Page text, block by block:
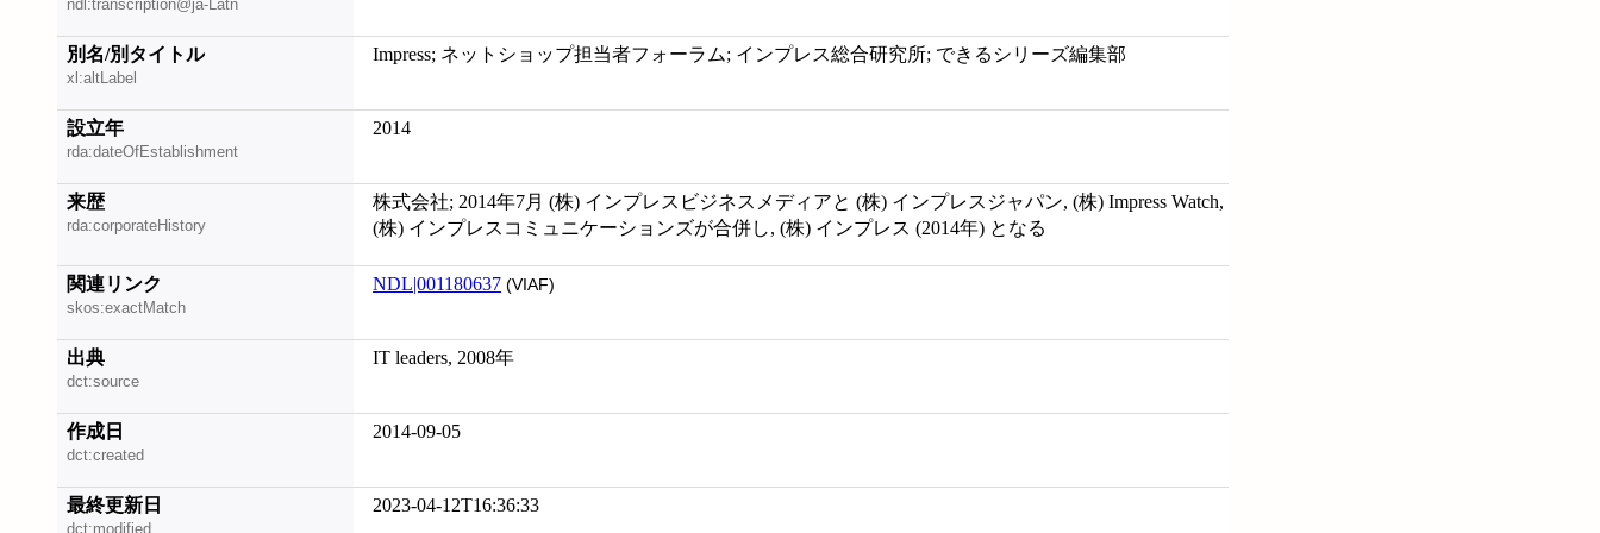
ndl:transcription@ja-Latn
別名/別タイトル
xl:altLabel
Impress; ネットショップ担当者フォーラム; インプレス総合研究所; できるシリーズ編集部
設立年
rda:dateOfEstablishment
2014
来歴
rda:corporateHistory
株式会社; 2014年7月 (株) インプレスビジネスメディアと (株) インプレスジャパン, (株) Impress Watch,
(株) インプレスコミュニケーションズが合併し, (株) インプレス (2014年) となる
関連リンク
skos:exactMatch
NDL|001180637 (VIAF)
出典
dct:source
IT leaders, 2008年
作成日
dct:created
2014-09-05
最終更新日
dct:modified
2023-04-12T16:36:33